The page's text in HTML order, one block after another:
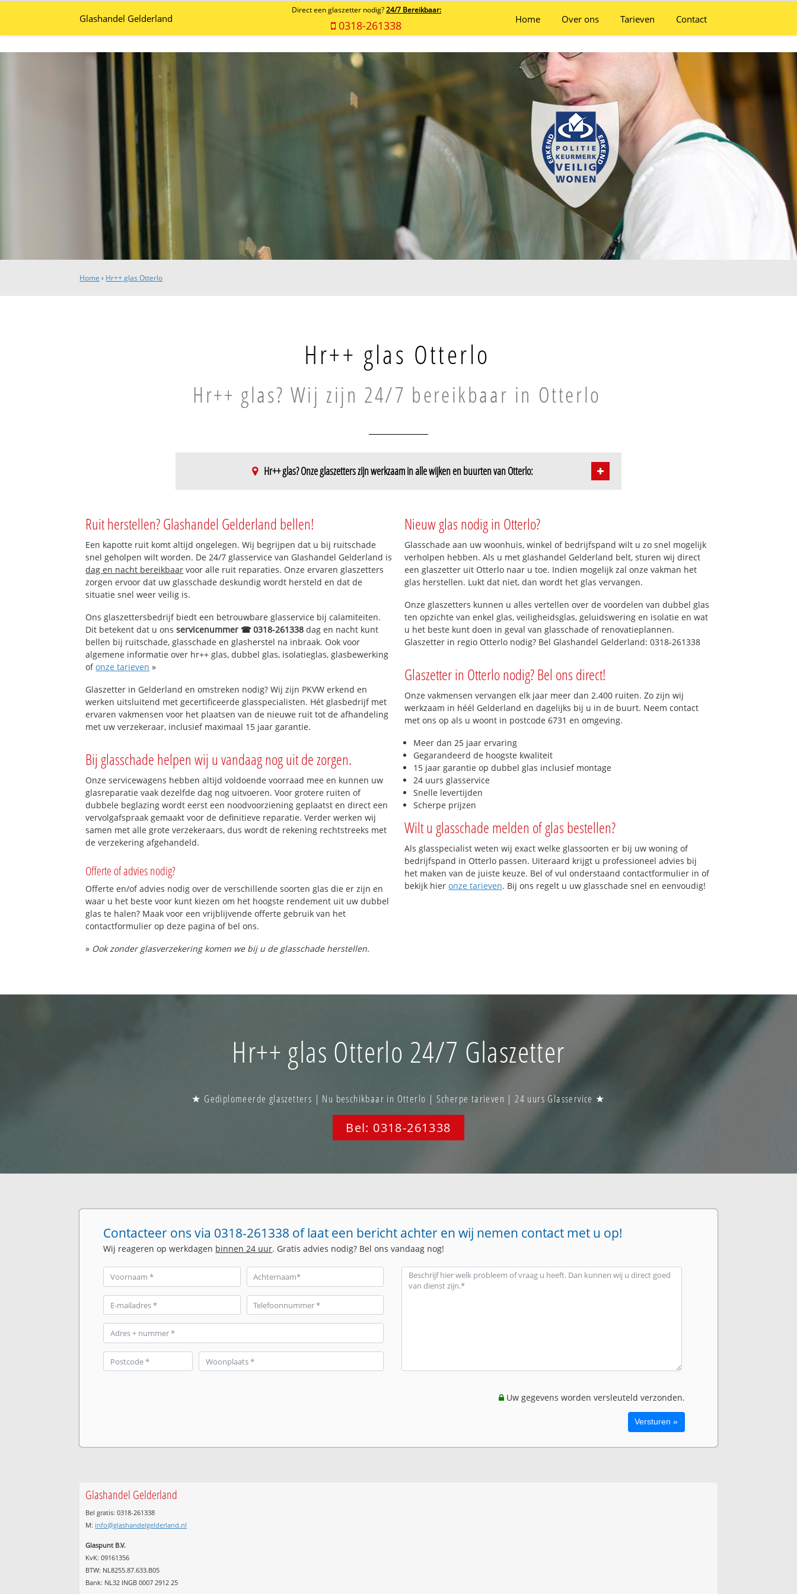
Glashandel Gelderland
Direct een glaszetter nodig? 24/7 Bereikbaar:
0318-261338 Home Over ons Tarieven Contact
Home › Hr++ glas Otterlo
Hr++ glas Otterlo
Hr++ glas? Wij zijn 24/7 bereikbaar in Otterlo
Hr++ glas? Onze glaszetters zijn werkzaam in alle wijken en buurten van Otterlo:
Eschoter Veld
Reemst
Hoog Baarlo
Deelen
Ruit herstellen? Glashandel Gelderland bellen!
Een kapotte ruit komt altijd ongelegen. Wij begrijpen dat u bij ruitschade
snel geholpen wilt worden. De 24/7 glasservice van Glashandel Gelderland is
dag en nacht bereikbaar voor alle ruit reparaties. Onze ervaren glaszetters
zorgen ervoor dat uw glasschade deskundig wordt hersteld en dat de
situatie snel weer veilig is.
Ons glaszettersbedrijf biedt een betrouwbare glasservice bij calamiteiten.
Dit betekent dat u onsservicenummer ☎ 0318-261338 dag en nacht kunt
bellen bij ruitschade, glasschade en glasherstel na inbraak. Ook voor
algemene informatie over hr++ glas, dubbel glas, isolatieglas, glasbewerking
ofonze tarieven »
Glaszetter in Gelderland en omstreken nodig? Wij zijn PKVW erkend en
werken uitsluitend met gecertificeerde glasspecialisten. Hét glasbedrijf met
ervaren vakmensen voor het plaatsen van de nieuwe ruit tot de afhandeling
met uw verzekeraar, inclusief maximaal 15 jaar garantie.
Bij glasschade helpen wij u vandaag nog uit de zorgen.
Onze servicewagens hebben altijd voldoende voorraad mee en kunnen uw
glasreparatie vaak dezelfde dag nog uitvoeren. Voor grotere ruiten of
dubbele beglazing wordt eerst een noodvoorziening geplaatst en direct een
vervolgafspraak gemaakt voor de definitieve reparatie. Verder werken wij
samen met alle grote verzekeraars, dus wordt de rekening rechtstreeks met
de verzekering afgehandeld.
Offerte of advies nodig?
Offerte en/of advies nodig over de verschillende soorten glas die er zijn en
waar u het beste voor kunt kiezen om het hoogste rendement uit uw dubbel
glas te halen? Maak voor een vrijblijvende offerte gebruik van het
contactformulier op deze pagina of bel ons.
» Ook zonder glasverzekering komen we bij u de glasschade herstellen.
Nieuw glas nodig in Otterlo?
Glasschade aan uw woonhuis, winkel of bedrijfspand wilt u zo snel mogelijk
verholpen hebben. Als u met glashandel Gelderland belt, sturen wij direct
een glaszetter uit Otterlo naar u toe. Indien mogelijk zal onze vakman het
glas herstellen. Lukt dat niet, dan wordt het glas vervangen.
Onze glaszetters kunnen u alles vertellen over de voordelen van dubbel glas
ten opzichte van enkel glas, veiligheidsglas, geluidswering en isolatie en wat
u het beste kunt doen in geval van glasschade of renovatieplannen.
Glaszetter in regio Otterlo nodig? Bel Glashandel Gelderland: 0318-261338
Glaszetter in Otterlo nodig? Bel ons direct!
Onze vakmensen vervangen elk jaar meer dan 2.400 ruiten. Zo zijn wij
werkzaam in héél Gelderland en dagelijks bij u in de buurt. Neem contact
met ons op als u woont in postcode 6731 en omgeving.
Meer dan 25 jaar ervaring
Gegarandeerd de hoogste kwaliteit
15 jaar garantie op dubbel glas inclusief montage
24 uurs glasservice
Snelle levertijden
Scherpe prijzen
Wilt u glasschade melden of glas bestellen?
Als glasspecialist weten wij exact welke glassoorten er bij uw woning of
bedrijfspand in Otterlo passen. Uiteraard krijgt u professioneel advies bij
het maken van de juiste keuze. Bel of vul onderstaand contactformulier in of
bekijk hier onze tarieven. Bij ons regelt u uw glasschade snel en eenvoudig!
Hr++ glas Otterlo 24/7 Glaszetter
★ Gediplomeerde glaszetters | Nu beschikbaar in Otterlo | Scherpe tarieven | 24 uurs Glasservice ★
Bel: 0318-261338
Contacteer ons via 0318-261338 of laat een bericht achter en wij nemen contact met u op!
Wij reageren op werkdagen binnen 24 uur. Gratis advies nodig? Bel ons vandaag nog!
Uw gegevens worden versleuteld verzonden.
Glashandel Gelderland
Bel gratis: 0318-261338
M: info@glashandelgelderland.nl
Glaspunt B.V.
KvK: 09161356
BTW: NL8255.87.633.B05
Bank: NL32 INGB 0007 2912 25